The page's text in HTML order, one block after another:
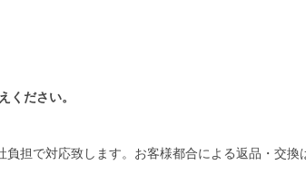
ください。
担で対応致します。お客様都合による返品・交換